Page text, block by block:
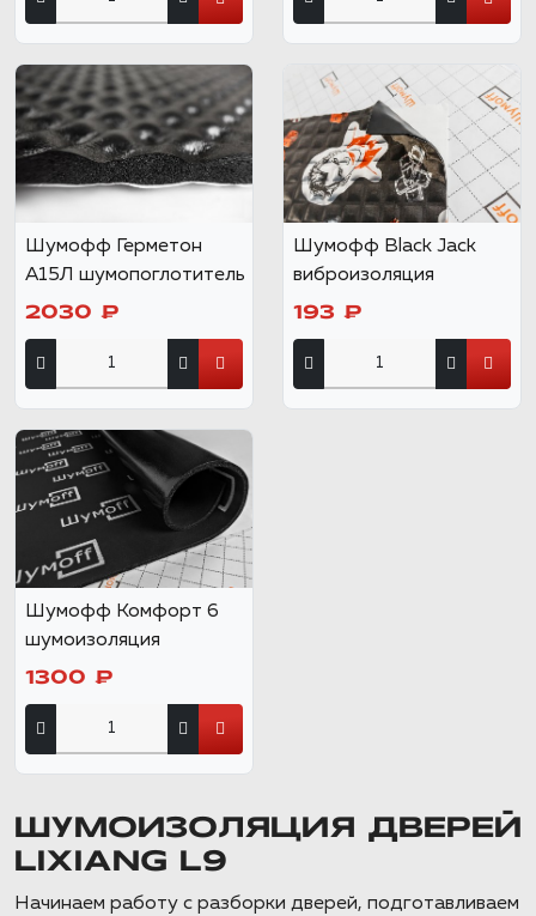
Шумофф Герметон
А15Л шумопоглотитель
2030 ₽
Шумофф Black Jack
виброизоляция
193 ₽
Шумофф Комфорт 6
шумоизоляция
1300 ₽
ШУМОИЗОЛЯЦИЯ ДВЕРЕЙ
LIXIANG L9
Начинаем работу с разборки дверей, подготавливаем